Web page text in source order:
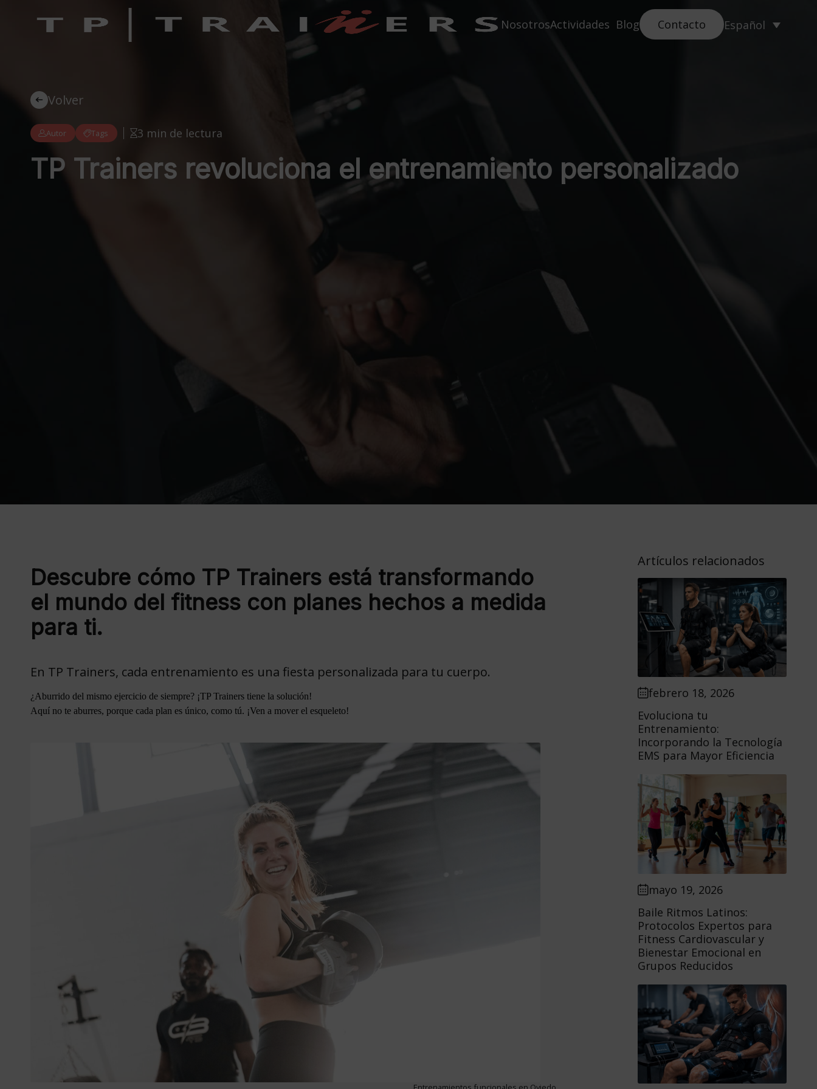
NosotrosActividades Blog Contacto Español
Volver
Autor Tags 3 min de lectura
TP Trainers revoluciona el entrenamiento personalizado
Descubre cómo TP Trainers está transformando
el mundo del fitness con planes hechos a medida
para ti.
En TP Trainers, cada entrenamiento es una fiesta personalizada para tu cuerpo.
¿Aburrido del mismo ejercicio de siempre? ¡TP Trainers tiene la solución!
Aquí no te aburres, porque cada plan es único, como tú. ¡Ven a mover el esqueleto!
Artículos relacionados
febrero 18, 2026
Evoluciona tu
Entrenamiento:
Incorporando la Tecnología
EMS para Mayor Eficiencia
mayo 19, 2026
Baile Ritmos Latinos:
Protocolos Expertos para
Fitness Cardiovascular y
Bienestar Emocional en
Grupos Reducidos